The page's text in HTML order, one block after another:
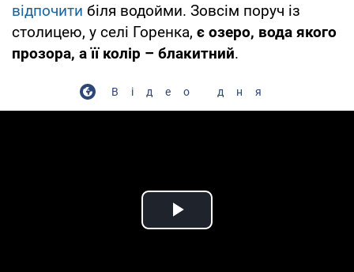
відпочити біля водойми. Зовсім поруч із
столицею, у селі Горенка, є озеро, вода якого
прозора, а її колір – блакитний.
Відео дня
Play Video